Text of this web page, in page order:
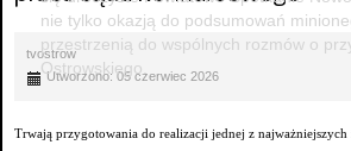
nie tylko okazją do podsumowań
przestrzenią do wspólnych rozmów o
Ostrowskiego.
tvostrow
Utworzono: 05 czerwiec 2026
Trwają przygotowania do realizacji jednej z